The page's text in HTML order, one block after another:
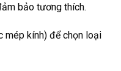
bảo tương thích.
mép kính) để chọn loại